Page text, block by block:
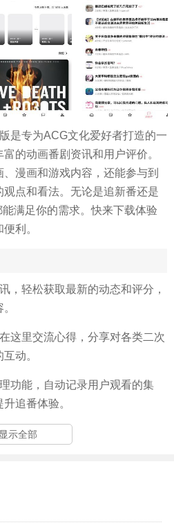
是专为ACG文化爱好者打造的一
的动画番剧资讯和用户评价。
漫画和游戏内容，还能参与到
点和看法。无论是追新番还是
满足你的需求。快来下载体验
利。
，轻松获取最新的动态和评分，
这里交流心得，分享对各类二次
动。
功能，自动记录用户观看的集
追番体验。
有网络的情况下也能畅享番剧，
显示全部